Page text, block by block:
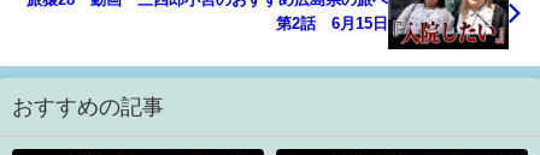
第2話 6月15日
おすすめの記事